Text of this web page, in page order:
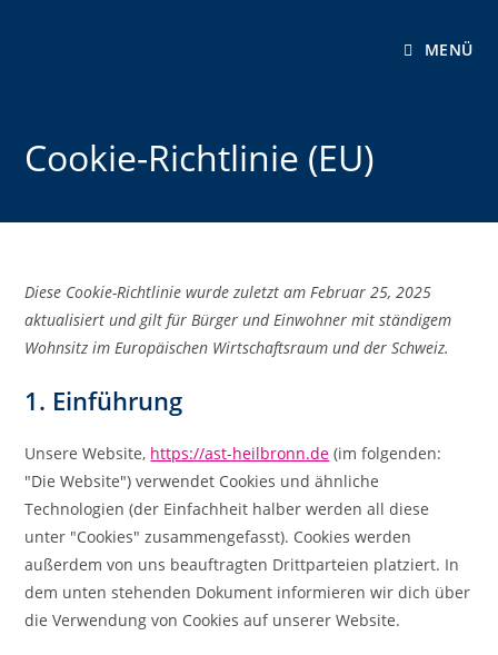
MENÜ
Cookie-Richtlinie (EU)
Diese Cookie-Richtlinie wurde zuletzt am Februar 25, 2025
aktualisiert und gilt für Bürger und Einwohner mit ständigem
Wohnsitz im Europäischen Wirtschaftsraum und der Schweiz.
1. Einführung
Unsere Website, https://ast-heilbronn.de (im folgenden:
"Die Website") verwendet Cookies und ähnliche
Technologien (der Einfachheit halber werden all diese
unter "Cookies" zusammengefasst). Cookies werden
außerdem von uns beauftragten Drittparteien platziert. In
dem unten stehenden Dokument informieren wir dich über
die Verwendung von Cookies auf unserer Website.